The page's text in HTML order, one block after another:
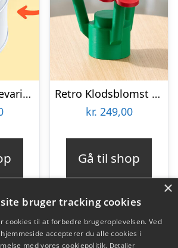
Personlig Opbevaringsboks i Metal med Billede – Rund
Retro Klodsblomst – Stor
kr. 249,00
Gå til shop
×
bruger tracking cookies
cookies til at forbedre brugeroplevelsen. Ved
accepterer du alle cookies i
med vores cookiepolitik. Detaljer